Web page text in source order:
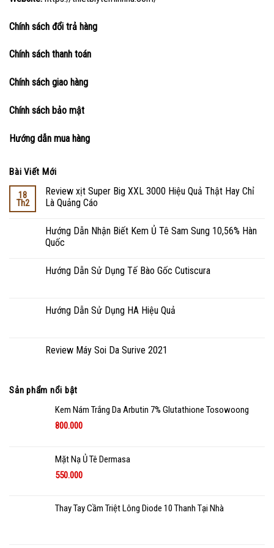
Chính sách đổi trả hàng
Chính sách thanh toán
Chính sách giao hàng
Chính sách bảo mật
Hướng dẫn mua hàng
Bài Viết Mới
18
Th2
Review xịt Super Big XXL 3000 Hiệu Quả Thật Hay Chỉ
Là Quảng Cáo
Hướng Dẫn Nhận Biết Kem Ủ Tê Sam Sung 10,56% Hàn
Quốc
Hướng Dẫn Sử Dụng Tế Bào Gốc Cutiscura
Hướng Dẫn Sử Dụng HA Hiệu Quả
Review Máy Soi Da Surive 2021
Sản phẩm nổi bật
Kem Nám Trắng Da Arbutin 7% Glutathione Tosowoong
800.000
Mặt Nạ Ủ Tê Dermasa
550.000
Thay Tay Cầm Triệt Lông Diode 10 Thanh Tại Nhà